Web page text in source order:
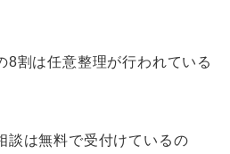
8割は任意整理が行われている
談は無料で受付けているの